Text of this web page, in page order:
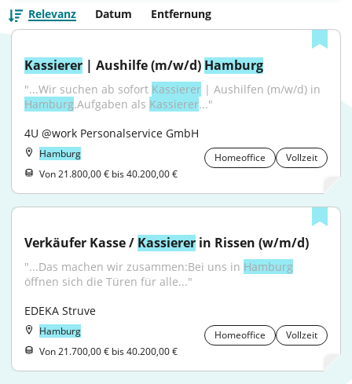
Relevanz Datum Entfernung
Kassierer | Aushilfe (m/w/d) Hamburg
"...Wir suchen ab sofort Kassierer
Hamburg.Aufgaben als Kassierer..."
4U @work Personalservice GmbH
Hamburg Homeoffice
Vollzeit
Von 21.800,00 € bis 40.200,00 €
Verkäufer Kasse / Kassierer in Rissen (w/m/d)
"...Das machen wir zusammen:Bei uns in Hamburg
öffnen sich die Türen für alle..."
EDEKA Struve
Hamburg Homeoffice
Vollzeit
Von 21.700,00 € bis 40.200,00 €